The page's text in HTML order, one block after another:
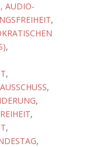
AUDIO-
,
,
,
,
,
,
,
,